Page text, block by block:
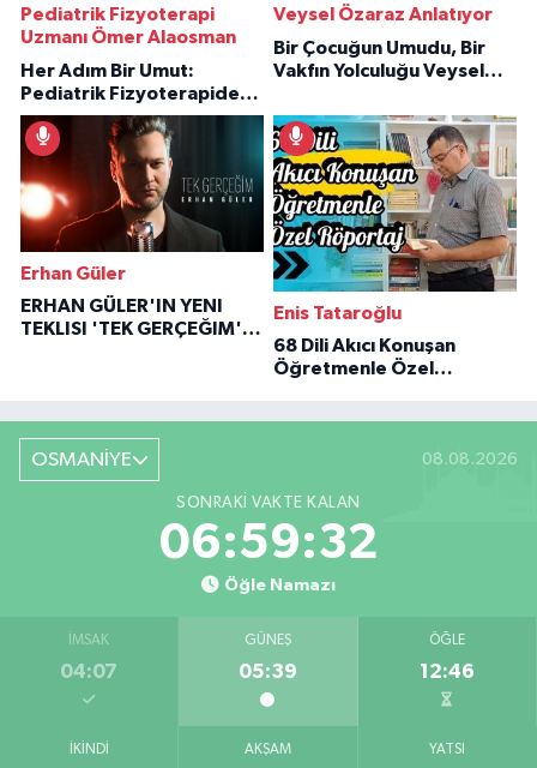
Pediatrik Fizyoterapi
Uzmanı Ömer Alaosman
Her Adım Bir Umut:
Pediatrik Fizyoterapiden
İlham Veren Hikâyeler
Veysel Özaraz Anlatıyor
Bir Çocuğun Umudu, Bir
Vakfın Yolculuğu Veysel
Erhan Güler
ERHAN GÜLER'IN YENI
TEKLISI 'TEK GERÇEĞIM'LE
Enis Tataroğlu
68 Dili Akıcı Konuşan
Öğretmenle Özel
OSMANİYE 08.08.2026
SONRAKI VAKTE KALAN
06:59:31
Öğle Namazı
İMSAK
04:07
GÜNEŞ
05:39
ÖĞLE
12:46
İKINDI AKŞAM YATSI